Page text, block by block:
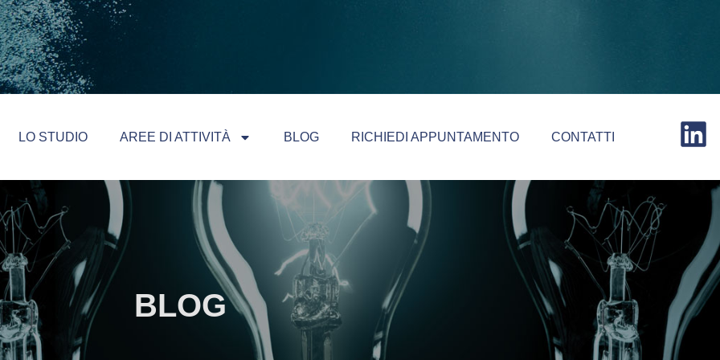
LO STUDIO AREE DI ATTIVITÀ BLOG RICHIEDI APPUNTAMENTO CONTATTI
BLOG